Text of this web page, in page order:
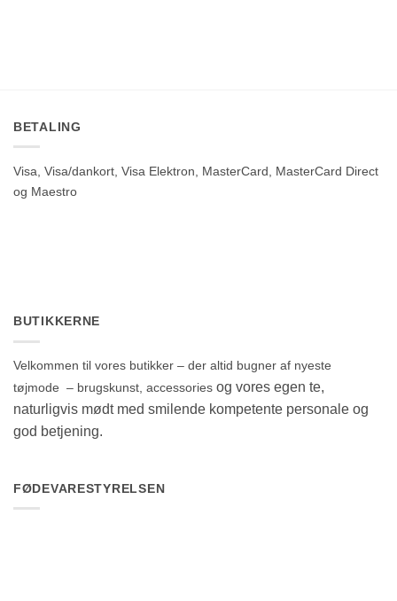
BETALING
Visa, Visa/dankort, Visa Elektron, MasterCard, MasterCard Direct
og Maestro
BUTIKKERNE
Velkommen til vores butikker – der altid bugner af nyeste
tøjmode – brugskunst, accessories og vores egen te,
naturligvis mødt med smilende kompetente personale og
god betjening.
FØDEVARESTYRELSEN